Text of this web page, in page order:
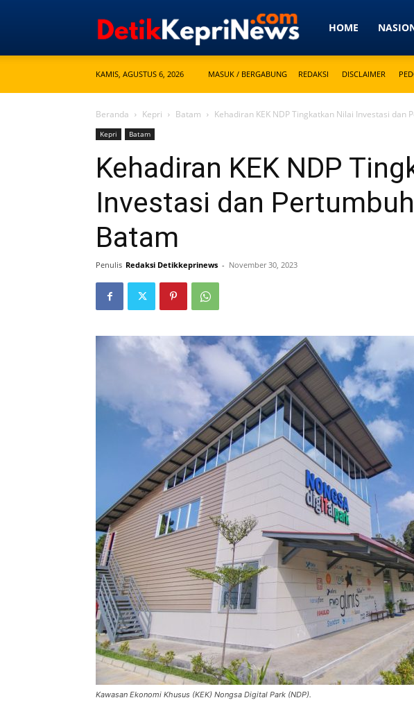
Detikkeprinews.com
HOME
KAMIS, AGUSTUS 6, 2026 MASUK / BERGABUNG REDAKSI DISCLAIMER
Beranda Kepri Batam Kehadiran KEK NDP Tingkatkan Nilai Investasi dan
Kepri Batam
Kehadiran KEK NDP
Investasi dan
Batam
Penulis Redaksi Detikkeprinews - November 30, 2023
Kawasan Ekonomi Khusus (KEK) Nongsa Digital Park (NDP).